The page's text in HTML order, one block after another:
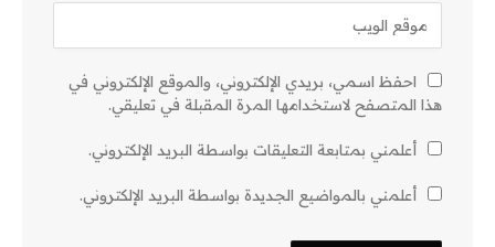
احفظ اسمي، بريدي الإلكتروني، والموقع الإلكتروني في
هذا المتصفح لاستخدامها المرة المقبلة في تعليقي.
أعلمني بمتابعة التعليقات بواسطة البريد الإلكتروني.
أعلمني بالمواضيع الجديدة بواسطة البريد الإلكتروني.